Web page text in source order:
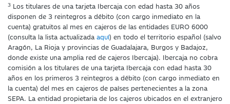
3 Los titulares de una tarjeta Ibercaja con edad hasta 30 años
disponen de 3 reintegros a débito (con cargo inmediato en la
cuenta) gratuitos al mes en cajeros de las entidades EURO 6000
(consulta la lista actualizada aquí) en todo el territorio español (salvo
Aragón, La Rioja y provincias de Guadalajara, Burgos y Badajoz,
donde existe una amplia red de cajeros Ibercaja). Ibercaja no cobra
comisión a los titulares de una tarjeta Ibercaja con edad hasta 30
años en los primeros 3 reintegros a débito (con cargo inmediato en
la cuenta) del mes en cajeros de países pertenecientes a la zona
SEPA. La entidad propietaria de los cajeros ubicados en el extranjero